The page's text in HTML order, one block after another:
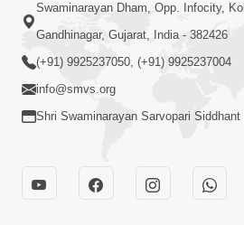
Swaminarayan Dham, Opp. Infocity,
Gandhinagar, Gujarat, India - 382426
(+91) 9925237050, (+91) 9925237004
info@smvs.org
Shri Swaminarayan Sarvopari